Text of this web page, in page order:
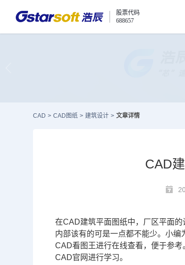
股票代码
688657
CAD > CAD图纸 > 建筑设计 > 文章详情
CAD
在CAD建筑平面图纸中，厂区平面
内部该有的可是一点都不能少。小
CAD看图王进行在线查看，便于参
CAD官网进行学习。